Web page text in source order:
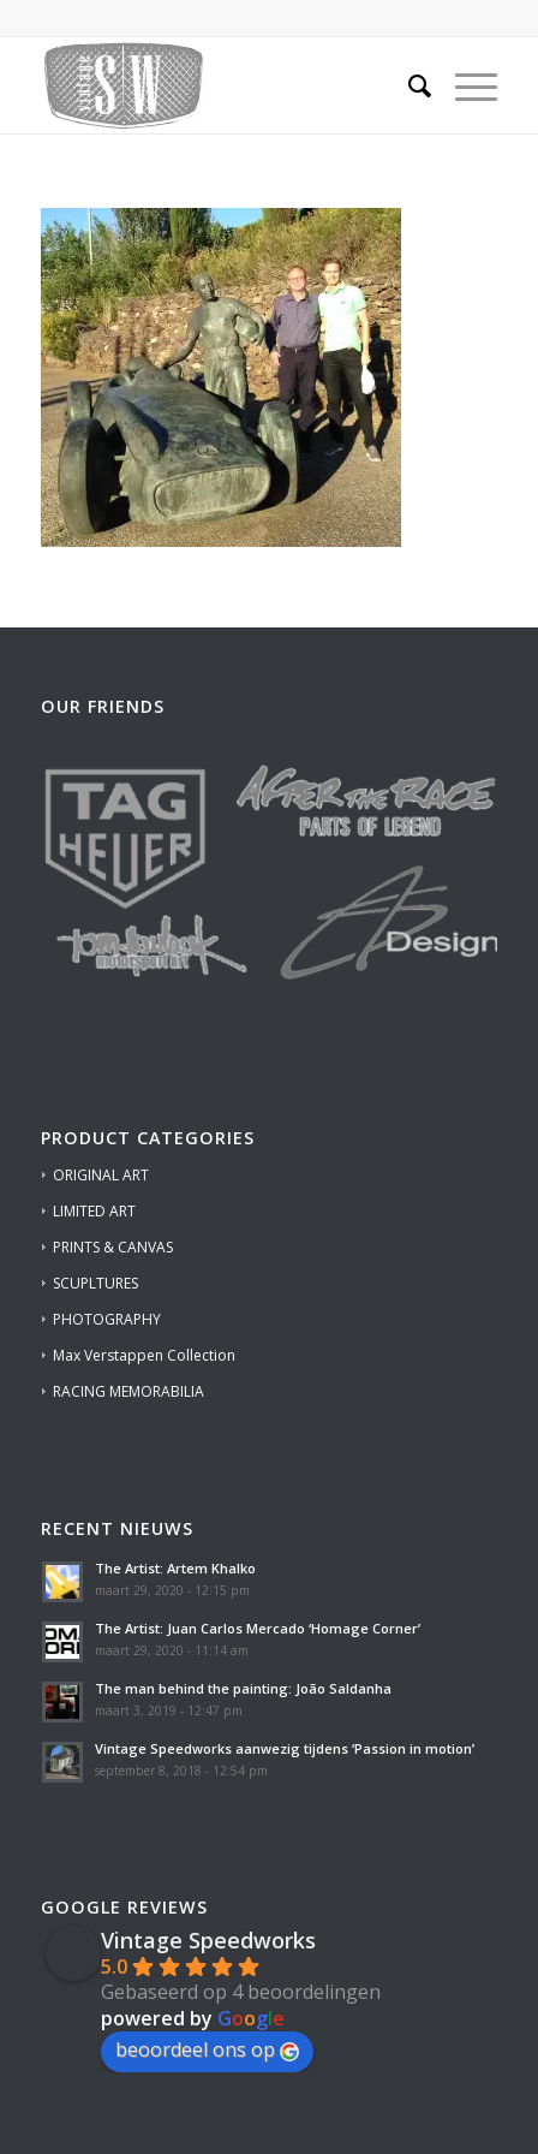
OUR FRIENDS
PRODUCT CATEGORIES
ORIGINAL ART
LIMITED ART
PRINTS & CANVAS
SCUPLTURES
PHOTOGRAPHY
Max Verstappen Collection
RACING MEMORABILIA
RECENT NIEUWS
The Artist: Artem Khalko
maart 29, 2020 - 12:15 pm
The Artist: Juan Carlos Mercado ‘Homage Corner’
maart 29, 2020 - 11:14 am
The man behind the painting: João Saldanha
maart 3, 2019 - 12:47 pm
Vintage Speedworks aanwezig tijdens ‘Passion in motion’
september 8, 2018 - 12:54 pm
GOOGLE REVIEWS
Vintage Speedworks
5.0
Gebaseerd op 4 beoordelingen
powered by Google
beoordeel ons op